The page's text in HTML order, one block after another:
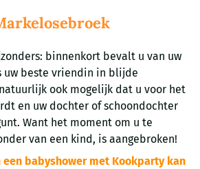
binnenkort bevalt u van uw
uw beste vriendin in blijde
ook mogelijk dat u voor het
en uw dochter of schoondochter
Want het moment om u te
van een kind, is aangebroken!
een babyshower met Kookparty kan